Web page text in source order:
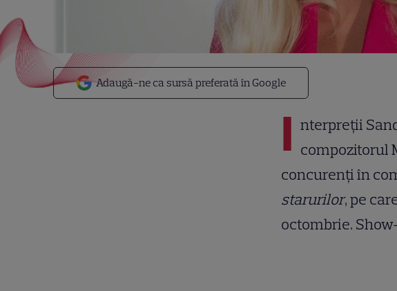
Adaugă-ne ca sursă preferată în Google
I nterpreţii
compozitorul
concurenţi în
starurilor, pe
octombrie.